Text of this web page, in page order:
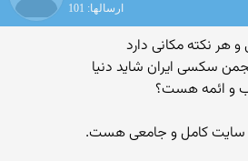
ارسالها: 101
سکسی ایران شاید دنیا
و ائمه هست؟
سایت کامل و جامعی هست.